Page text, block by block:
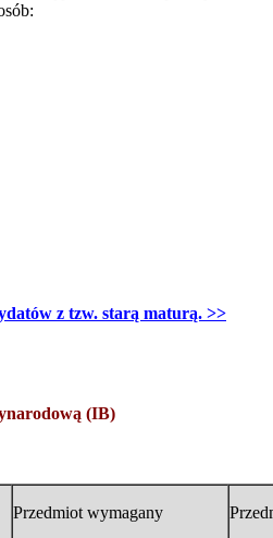
z tzw. starą maturą. >>
(IB)
Przedmiot wymagany